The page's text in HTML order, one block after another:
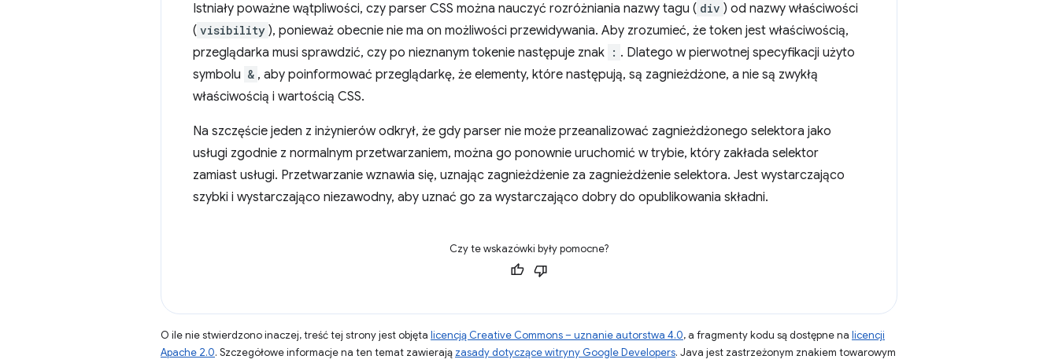
Istniały poważne wątpliwości, czy parser CSS można nauczyć rozróżniania nazwy tagu ( div ) od nazwy właściwości
( visibility ), ponieważ obecnie nie ma on możliwości przewidywania. Aby zrozumieć, że token jest właściwością,
przeglądarka musi sprawdzić, czy po nieznanym tokenie następuje znak : . Dlatego w pierwotnej specyfikacji użyto
symbolu & , aby poinformować przeglądarkę, że elementy, które następują, są zagnieżdżone, a nie są zwykłą
właściwością i wartością CSS.
Na szczęście jeden z inżynierów odkrył, że gdy parser nie może przeanalizować zagnieżdżonego selektora jako
usługi zgodnie z normalnym przetwarzaniem, można go ponownie uruchomić w trybie, który zakłada selektor
zamiast usługi. Przetwarzanie wznawia się, uznając zagnieżdżenie za zagnieżdżenie selektora. Jest wystarczająco
szybki i wystarczająco niezawodny, aby uznać go za wystarczająco dobry do opublikowania składni.
Czy te wskazówki były pomocne?
O ile nie stwierdzono inaczej, treść tej strony jest objęta licencją Creative Commons – uznanie autorstwa 4.0, a fragmenty kodu są dostępne na licencji
Apache 2.0. Szczegółowe informacje na ten temat zawierają zasady dotyczące witryny Google Developers. Java jest zastrzeżonym znakiem towarowym